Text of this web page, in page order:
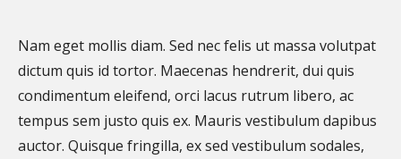
Nam eget mollis diam. Sed nec felis ut massa volutpat
dictum quis id tortor. Maecenas hendrerit, dui quis
condimentum eleifend, orci lacus rutrum libero, ac
tempus sem justo quis ex. Mauris vestibulum dapibus
auctor. Quisque fringilla, ex sed vestibulum sodales,